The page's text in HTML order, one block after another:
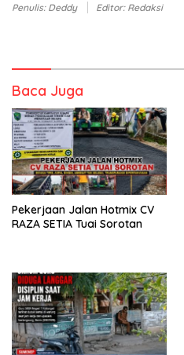
Penulis: Deddy Editor: Redaksi
Baca Juga
Pekerjaan Jalan Hotmix CV
RAZA SETIA Tuai Sorotan